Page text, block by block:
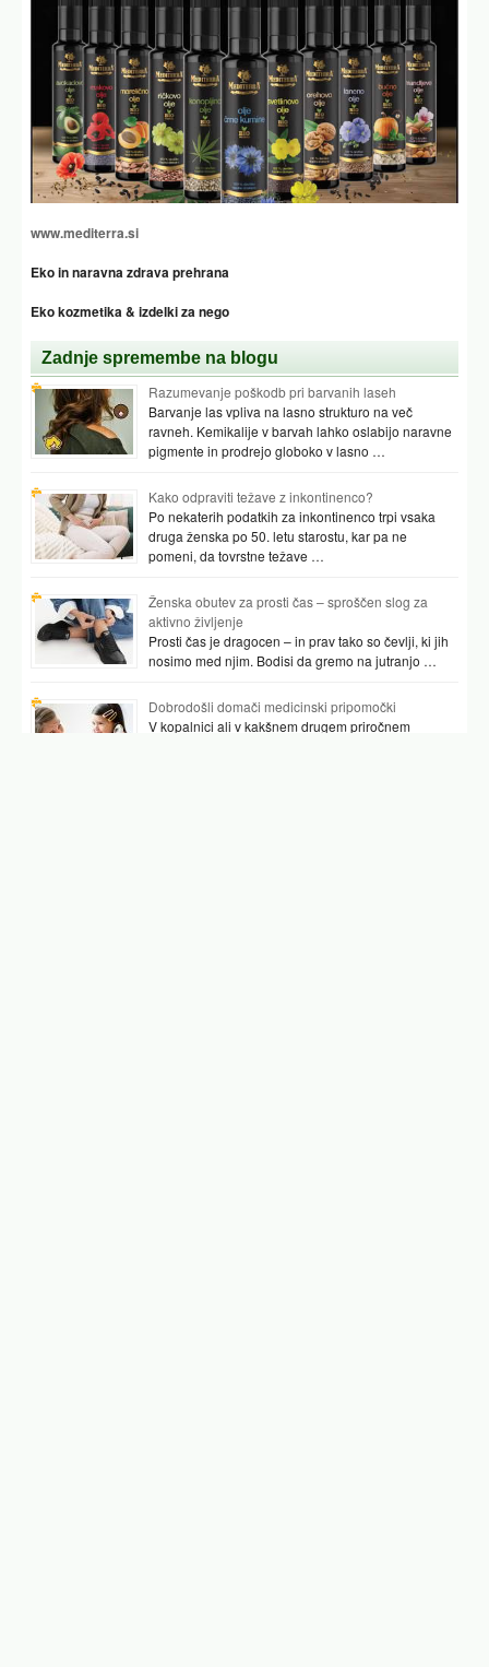
www.mediterra.si
Eko in naravna zdrava prehrana
Eko kozmetika & izdelki za nego
Zadnje spremembe na blogu
Razumevanje poškodb pri barvanih laseh
Barvanje las vpliva na lasno strukturo na več
ravneh. Kemikalije v barvah lahko oslabijo naravne
pigmente in prodrejo globoko v lasno …
Kako odpraviti težave z inkontinenco?
Po nekaterih podatkih za inkontinenco trpi vsaka
druga ženska po 50. letu starostu, kar pa ne
pomeni, da tovrstne težave …
Ženska obutev za prosti čas – sproščen slog za
aktivno življenje
Prosti čas je dragocen – in prav tako so čevlji, ki jih
nosimo med njim. Bodisi da gremo na jutranjo …
Dobrodošli domači medicinski pripomočki
V kopalnici ali v kakšnem drugem priročnem